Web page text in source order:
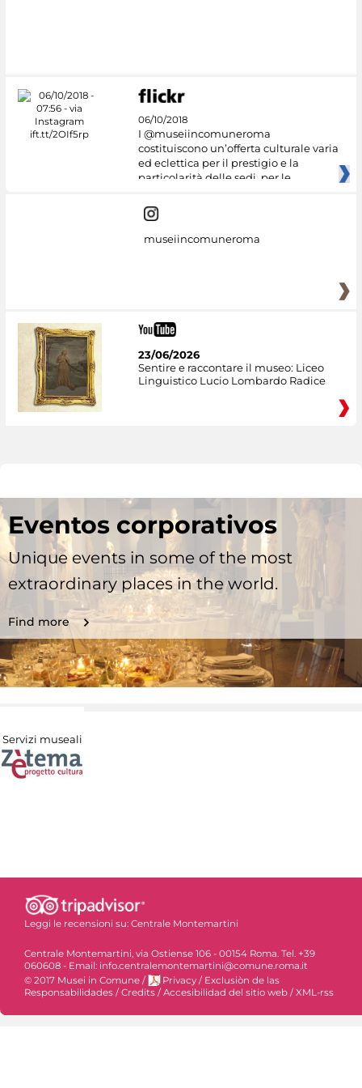
06/10/2018
I @museiincomuneroma
costituiscono un’offerta culturale varia
ed eclettica per il prestigio e la
particolarità delle sedi, per le
museiincomuneroma
23/06/2026
Sentire e raccontare il museo: Liceo
Linguistico Lucio Lombardo Radice
Eventos corporativos
Unique events in some of the most
extraordinary places in the world.
Find more
Servizi museali
Leggi le recensioni su: Centrale Montemartini
Centrale Montemartini, via Ostiense 106 - 00154 Roma. Tel. +39
060608 - Email: info.centralemontemartini@comune.roma.it
© 2017 Musei in Comune / Privacy / Exclusiòn de las
Responsabilidades /Credits /Accesibilidad del sitio web /XML-rss